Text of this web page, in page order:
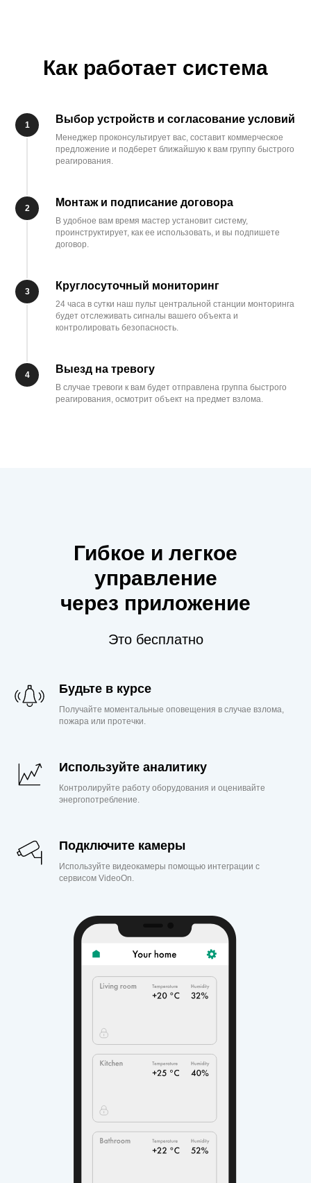
Как работает система
Выбор устройств и согласование условий
Менеджер проконсультирует вас, составит коммерческое
предложение и подберет ближайшую к вам группу быстрого
реагирования.
Монтаж и подписание договора
В удобное вам время мастер установит систему,
проинструктирует, как ее использовать, и вы подпишете
договор.
Круглосуточный мониторинг
24 часа в сутки наш пульт центральной станции монторинга
будет отслеживать сигналы вашего объекта и
контролировать безопасность.
Выезд на тревогу
В случае тревоги к вам будет отправлена группа быстрого
реагирования, осмотрит объект на предмет взлома.
Гибкое и легкое
управление
через приложение
Это бесплатно
Будьте в курсе
Получайте моментальные оповещения в случае взлома,
пожара или протечки.
Используйте аналитику
Контролируйте работу оборудования и оценивайте
энергопотребление.
Подключите камеры
Используйте видеокамеры помощью интеграции с
сервисом VideoOn.